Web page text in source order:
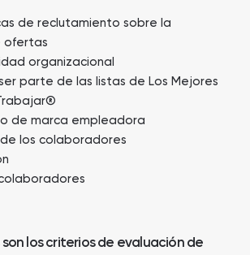
de reclutamiento sobre la
ofertas
organizacional
parte de las listas de Los Mejores
de marca empleadora
los colaboradores
son los criterios de evaluación de